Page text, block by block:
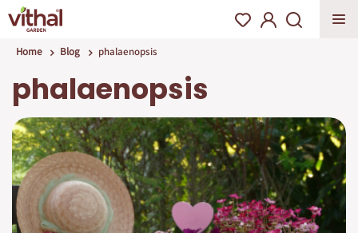
Home Blog phalaenopsis
phalaenopsis